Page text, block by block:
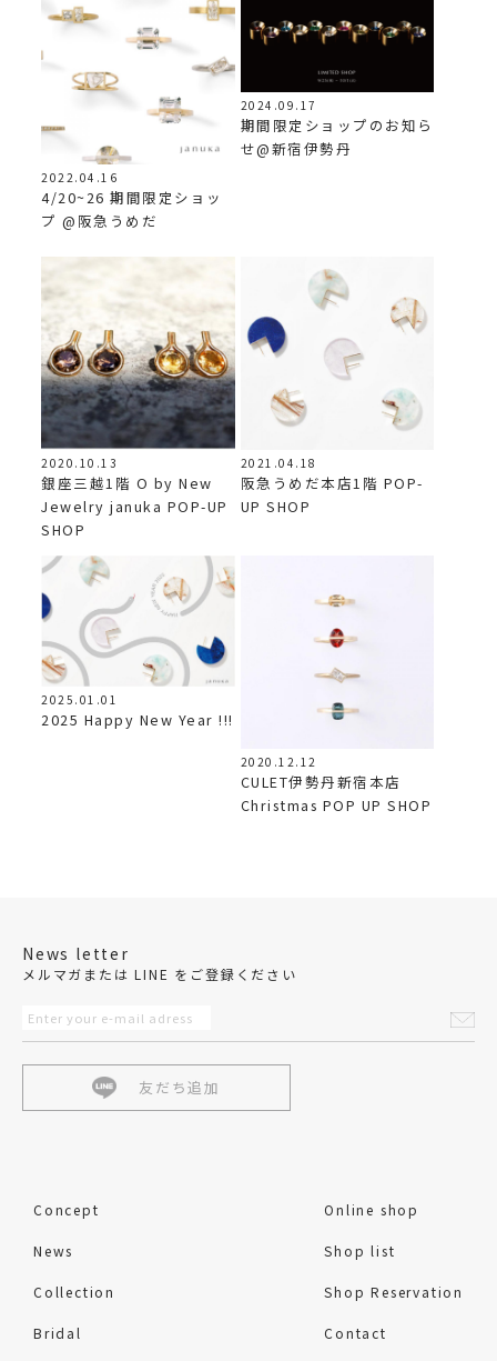
2022.04.16
4/20~26 期間限定ショッ
プ @阪急うめだ
2024.09.17
期間限定ショップのお知ら
せ@新宿伊勢丹
2020.10.13
銀座三越1階 O by New
Jewelry januka POP-UP
SHOP
2021.04.18
阪急うめだ本店1階 POP-
UP SHOP
2025.01.01
2025 Happy New Year !!!
2020.12.12
CULET伊勢丹新宿本店
Christmas POP UP SHOP
Concept
News
Collection
Bridal
Online shop
Shop list
Shop Reservation
Contact
News letter
メルマガまたは LINE をご登録ください
友だち追加